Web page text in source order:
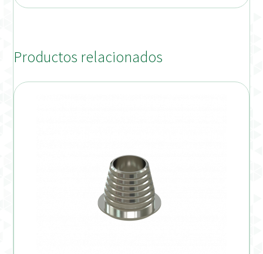
Productos relacionados